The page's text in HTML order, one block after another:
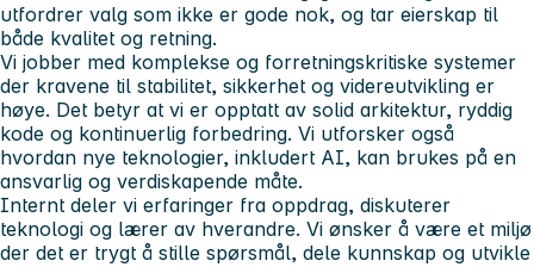
utfordrer valg som ikke er gode nok, og tar eierskap til
både kvalitet og retning.
Vi jobber med komplekse og forretningskritiske systemer
der kravene til stabilitet, sikkerhet og videreutvikling er
høye. Det betyr at vi er opptatt av solid arkitektur, ryddig
kode og kontinuerlig forbedring. Vi utforsker også
hvordan nye teknologier, inkludert AI, kan brukes på en
ansvarlig og verdiskapende måte.
Internt deler vi erfaringer fra oppdrag, diskuterer
teknologi og lærer av hverandre. Vi ønsker å være et miljø
der det er trygt å stille spørsmål, dele kunnskap og utvikle